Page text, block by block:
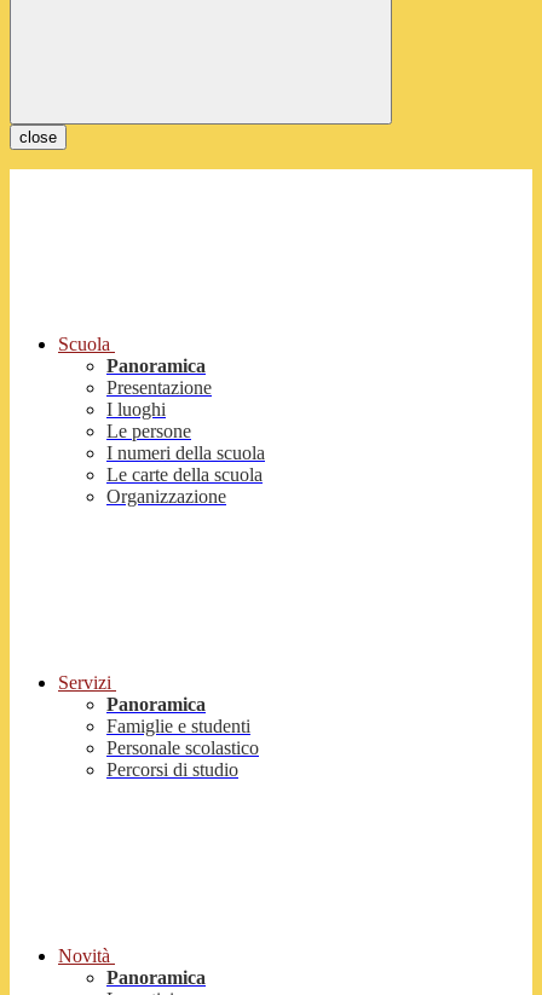
close
Scuola
Panoramica
Presentazione
I luoghi
Le persone
I numeri della scuola
Le carte della scuola
Organizzazione
Servizi
Panoramica
Famiglie e studenti
Personale scolastico
Percorsi di studio
Novità
Panoramica